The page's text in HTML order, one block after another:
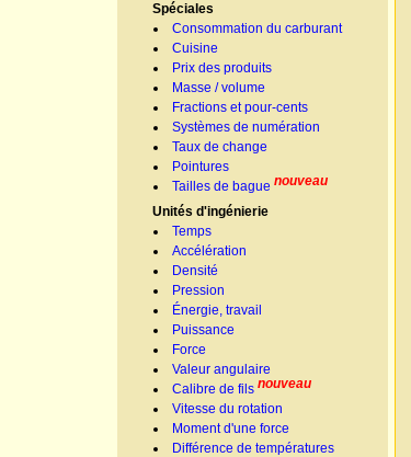
Spéciales
Consommation du carburant
Cuisine
Prix des produits
Masse / volume
Fractions et pour-cents
Systèmes de numération
Taux de change
Pointures
Tailles de bague nouveau
Unités d'ingénierie
Temps
Accélération
Densité
Pression
Énergie, travail
Puissance
Force
Valeur angulaire
Calibre de fils nouveau
Vitesse du rotation
Moment d'une force
Différence de températures